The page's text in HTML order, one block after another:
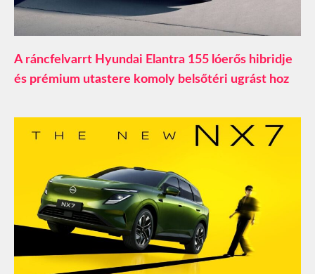
A ráncfelvarrt Hyundai Elantra 155 lóerős hibridje
és prémium utastere komoly belsőtéri ugrást hoz